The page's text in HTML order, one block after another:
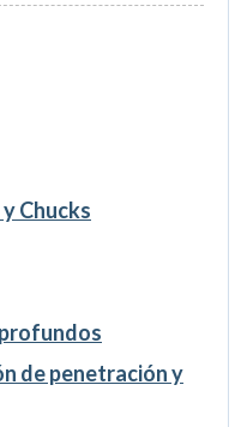
Chucks
de penetración y